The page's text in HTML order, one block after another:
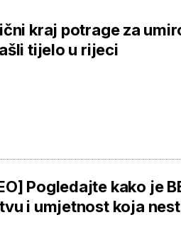
kraj potrage za
tijelo u rijeci
Pogledajte kako je
i umjetnost koja